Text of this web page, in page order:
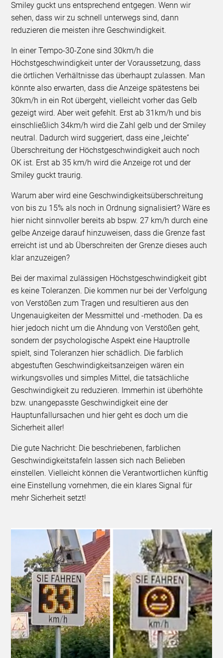
Smiley guckt uns entsprechend entgegen. Wenn wir
sehen, dass wir zu schnell unterwegs sind, dann
reduzieren die meisten ihre Geschwindigkeit.
In einer Tempo-30-Zone sind 30km/h die
Höchstgeschwindigkeit unter der Voraussetzung, dass
die örtlichen Verhältnisse das überhaupt zulassen. Man
könnte also erwarten, dass die Anzeige spätestens bei
30km/h in ein Rot übergeht, vielleicht vorher das Gelb
gezeigt wird. Aber weit gefehlt. Erst ab 31km/h und bis
einschließlich 34km/h wird die Zahl gelb und der Smiley
neutral. Dadurch wird suggeriert, dass eine „leichte“
Überschreitung der Höchstgeschwindigkeit auch noch
OK ist. Erst ab 35 km/h wird die Anzeige rot und der
Smiley guckt traurig.
Warum aber wird eine Geschwindigkeitsüberschreitung
von bis zu 15% als noch in Ordnung signalisiert? Wäre es
hier nicht sinnvoller bereits ab bspw. 27 km/h durch eine
gelbe Anzeige darauf hinzuweisen, dass die Grenze fast
erreicht ist und ab Überschreiten der Grenze dieses auch
klar anzuzeigen?
Bei der maximal zulässigen Höchstgeschwindigkeit gibt
es keine Toleranzen. Die kommen nur bei der Verfolgung
von Verstößen zum Tragen und resultieren aus den
Ungenauigkeiten der Messmittel und -methoden. Da es
hier jedoch nicht um die Ahndung von Verstößen geht,
sondern der psychologische Aspekt eine Hauptrolle
spielt, sind Toleranzen hier schädlich. Die farblich
abgestuften Geschwindigkeitsanzeigen wären ein
wirkungsvolles und simples Mittel, die tatsächliche
Geschwindigkeit zu reduzieren. Immerhin ist überhöhte
bzw. unangepasste Geschwindigkeit eine der
Hauptunfallursachen und hier geht es doch um die
Sicherheit aller!
Die gute Nachricht: Die beschriebenen, farblichen
Geschwindigkeitstafeln lassen sich nach Belieben
einstellen. Vielleicht können die Verantwortlichen künftig
eine Einstellung vornehmen, die ein klares Signal für
mehr Sicherheit setzt!